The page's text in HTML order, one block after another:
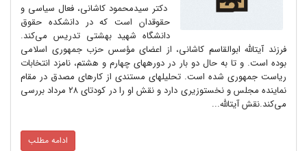
دکتر سیدمحمود کاشانی، فعال سیاسی و
حقوق‎دان است که در دانشکده حقوق
دانشگاه شهید بهشتی تدریس می‌‎کند.
فرزند آیت‎الله ابوالقاسم کاشانی، از اعضای مؤسس حزب جمهوری اسلامی
بوده است. و تا به حال دو بار در دوره‎های چهارم و هشتم، نامزد انتخابات
ریاست جمهوری شده است. تحلیل‎های مستندی از کارهای مصدق در مقام
نماینده مجلس و نخست‎وزیری دارد و نقش او را در کودتای ۲۸ مرداد بررسی
می‌‎کند.نقش آیت‎الله...
ادامه مطلب